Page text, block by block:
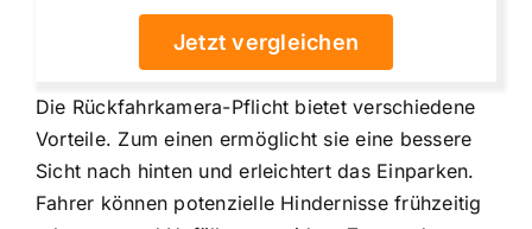
Jetzt vergleichen
Die Rückfahrkamera-Pflicht bietet verschiedene
Vorteile. Zum einen ermöglicht sie eine bessere
Sicht nach hinten und erleichtert das Einparken.
Fahrer können potenzielle Hindernisse frühzeitig